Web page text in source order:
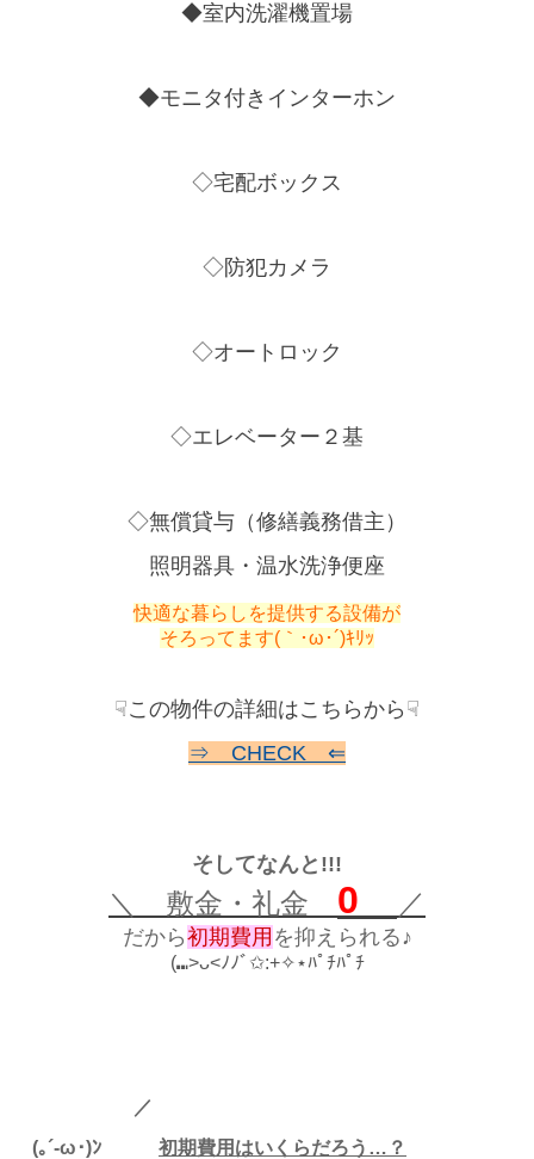
◆室内洗濯機置場
◆モニタ付きインターホン
◇宅配ボックス
◇防犯カメラ
◇オートロック
◇エレベーター２基
◇無償貸与（修繕義務借主）
照明器具・温水洗浄便座
快適な暮らしを提供する設備が
そろってます( ｀･ω ･´)ｷﾘｯ
☟この物件の詳細はこちらから☟
⇒ CHECK ⇐
そしてなんと!!!
＼ 敷金・礼金 0 ／
だから初期費用 を抑えられる♪
(⑉>ᴗ<ﾉﾉﾞ✩:+✧︎⋆ﾊﾟﾁﾊﾟﾁ
／
(｡´-ω･)ﾝ
初期費用はいくらだろう…？